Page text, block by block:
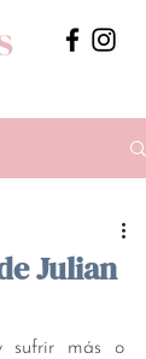
Julian
sufrir más o